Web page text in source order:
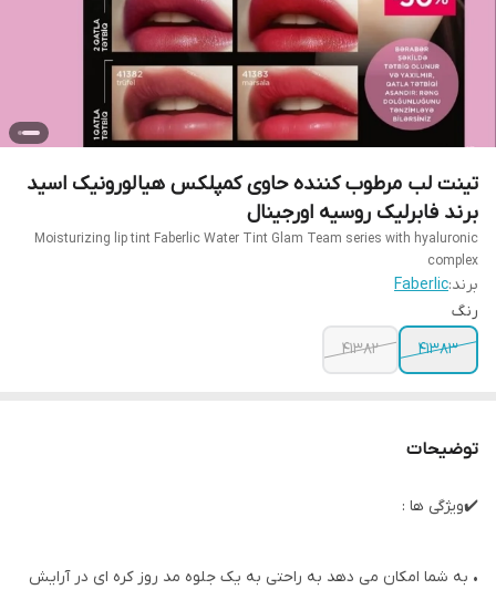
تینت لب مرطوب کننده حاوی کمپلکس هیالورونیک اسید
برند فابرلیک روسیه اورجینال
Moisturizing lip tint Faberlic Water Tint Glam Team series with hyaluronic
complex
برند:Faberlic
رنگ
41383
41382
توضیحات
✔️ویژگی ها :
• به شما امکان می دهد به راحتی به یک جلوه مد روز کره ای در آرایش